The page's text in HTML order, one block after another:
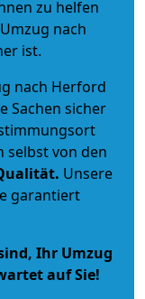
zu helfen
nach
ist.
nach Herford
Sachen sicher
selbst von den
. Unsere
garantiert
Ihr Umzug
auf Sie!